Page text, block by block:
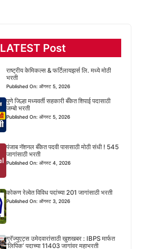
LATEST Post
राष्ट्रीय केमिकल्स & फर्टिलायझर्स लि. मध्ये मोठी
भरती
Published On: ऑगस्ट 5, 2026
पुणे जिल्हा मध्यवर्ती सहकारी बँकेत शिपाई पदासाठी
जम्बो भरती
Published On: ऑगस्ट 5, 2026
पंजाब नॅशनल बँकेत पदवी पाससाठी मोठी संधी ! 545
जागांसाठी भरती
Published On: ऑगस्ट 4, 2026
कोकण रेल्वेत विविध पदांच्या 201 जागांसाठी भरती
Published On: ऑगस्ट 3, 2026
ग्रॅज्युएट्स उमेदवारांसाठी खुशखबर : IBPS मार्फत
‘लिपिक’ पदाच्या 11403 जागांवर महाभरती